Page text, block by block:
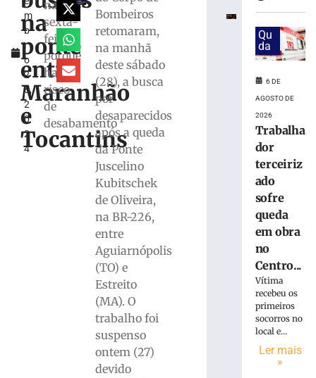
m
b
r
o
2
8,
2
0
2
4
na
ponte
entre
Maranhão
e
Tocantins
na
sexta-
feira
porque
havia
risco
de
desabamento
Bombeiros
retomaram,
na manhã
deste sábado
(28), a busca
por
desaparecidos
após a queda
da Ponte
Juscelino
Kubitschek
de Oliveira,
na BR-226,
entre
Aguiarnópolis
(TO) e
Estreito
(MA). O
trabalho foi
suspenso
ontem (27)
devido
queda
em
Centro
Brusque
Funcionária
morre
ônibus
invadir
restaurante
Qu
da
6 DE
AGOSTO DE
2026
Trabalha
dor
terceiriz
ado
sofre
queda
em obra
no
Centro...
Vítima
recebeu os
primeiros
socorros no
local e...
Ler mais
»